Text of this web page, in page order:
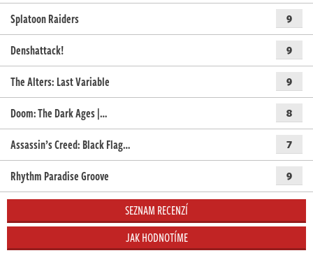
Splatoon Raiders 9
Denshattack! 9
The Alters: Last Variable 9
Doom: The Dark Ages |… 8
Assassin’s Creed: Black Flag… 7
Rhythm Paradise Groove 9
SEZNAM RECENZÍ
JAK HODNOTÍME